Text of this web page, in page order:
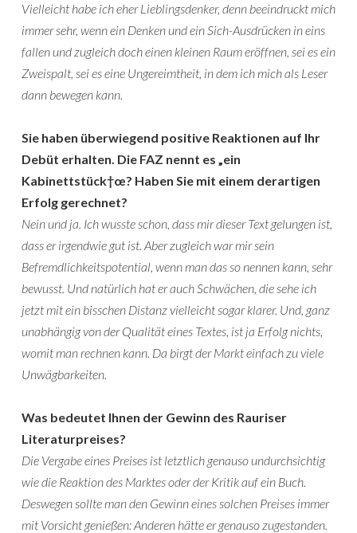
Vielleicht habe ich eher Lieblingsdenker, denn beeindruckt mich
immer sehr, wenn ein Denken und ein Sich-Ausdrücken in eins
fallen und zugleich doch einen kleinen Raum eröffnen, sei es ein
Zweispalt, sei es eine Ungereimtheit, in dem ich mich als Leser
dann bewegen kann.
Sie haben überwiegend positive Reaktionen auf Ihr
Debüt erhalten. Die FAZ nennt es „ein
Kabinettstück†œ? Haben Sie mit einem derartigen
Erfolg gerechnet?
Nein und ja. Ich wusste schon, dass mir dieser Text gelungen ist,
dass er irgendwie gut ist. Aber zugleich war mir sein
Befremdlichkeitspotential, wenn man das so nennen kann, sehr
bewusst. Und natürlich hat er auch Schwächen, die sehe ich
jetzt mit ein bisschen Distanz vielleicht sogar klarer. Und, ganz
unabhängig von der Qualität eines Textes, ist ja Erfolg nichts,
womit man rechnen kann. Da birgt der Markt einfach zu viele
Unwägbarkeiten.
Was bedeutet Ihnen der Gewinn des Rauriser
Literaturpreises?
Die Vergabe eines Preises ist letztlich genauso undurchsichtig
wie die Reaktion des Marktes oder der Kritik auf ein Buch.
Deswegen sollte man den Gewinn eines solchen Preises immer
mit Vorsicht genießen: Anderen hätte er genauso zugestanden.